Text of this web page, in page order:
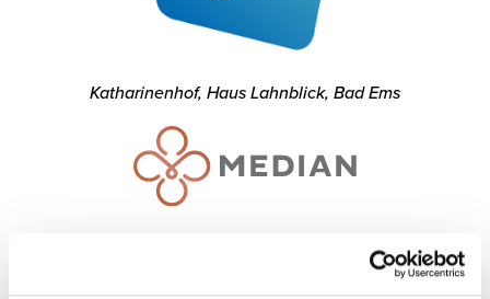
Katharinenhof, Haus Lahnblick, Bad Ems
Mühlengrund Kliniekcentrum, Bad Wildungen